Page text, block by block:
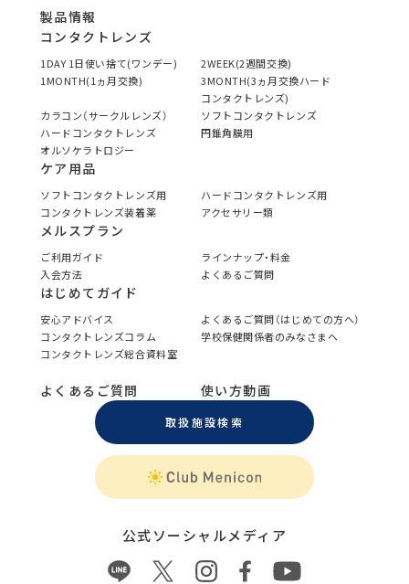
製品情報
コンタクトレンズ
1DAY 1日使い捨て(ワンデー)
2WEEK(2週間交換)
1MONTH(1ヵ月交換)
3MONTH(3ヵ月交換ハード
コンタクトレンズ)
カラコン（サークルレンズ）
ソフトコンタクトレンズ
ハードコンタクトレンズ
円錐角膜用
オルソケラトロジー
ケア用品
ソフトコンタクトレンズ用
ハードコンタクトレンズ用
コンタクトレンズ装着薬
アクセサリー類
メルスプラン
ご利用ガイド
ラインナップ・料金
入会方法
よくあるご質問
はじめてガイド
安心アドバイス
よくあるご質問（はじめての方へ）
コンタクトレンズコラム
学校保健関係者のみなさまへ
コンタクトレンズ総合資料室
よくあるご質問 使い方動画
取扱施設検索
公式ソーシャルメディア